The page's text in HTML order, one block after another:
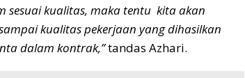
sesuai kualitas, maka tentu kita akan
kualitas pekerjaan yang dihasilkan
dalam kontrak,”tandas Azhari.